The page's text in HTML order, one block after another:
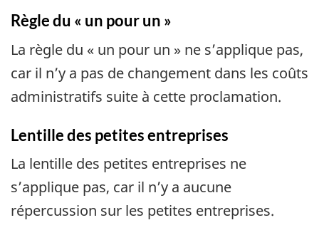
Règle du « un pour un »
La règle du « un pour un » ne s’applique pas,
car il n’y a pas de changement dans les coûts
administratifs suite à cette proclamation.
Lentille des petites entreprises
La lentille des petites entreprises ne
s’applique pas, car il n’y a aucune
répercussion sur les petites entreprises.